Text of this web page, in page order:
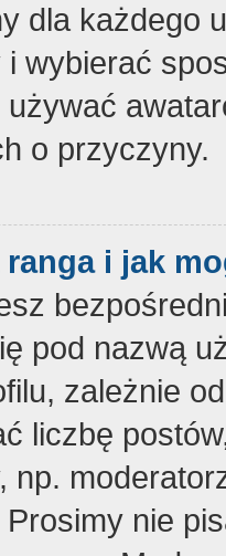
dla każdego
i wybierać
o przyczyny.
i jak
pod nazwą
zależnie
liczbę
np.
nie